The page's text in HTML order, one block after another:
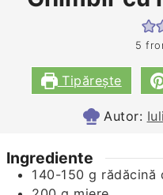
5
Tipărește
Autor:
Ingrediente
140-150 g rădăcină